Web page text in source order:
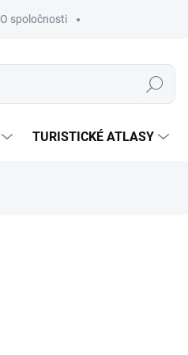
O spoločnosti
Hľadať
TURISTICKÉ ATLASY